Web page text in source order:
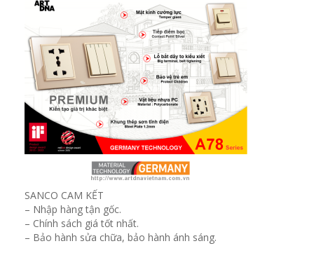
SANCO CAM KẾT
– Nhập hàng tận gốc.
– Chính sách giá tốt nhất.
– Bảo hành sửa chữa, bảo hành ánh sáng.